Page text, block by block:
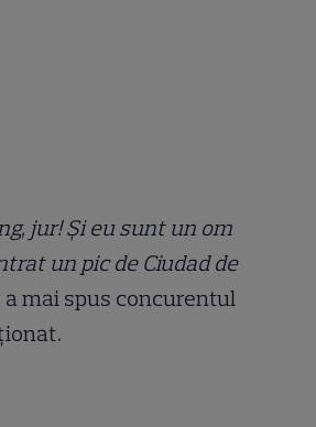
jur! Și eu sunt un om
un pic de Ciudad de
a mai spus concurentul